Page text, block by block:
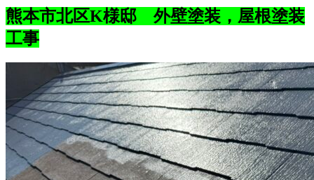
熊本市北区K様邸 外壁塗装，屋根塗装
工事